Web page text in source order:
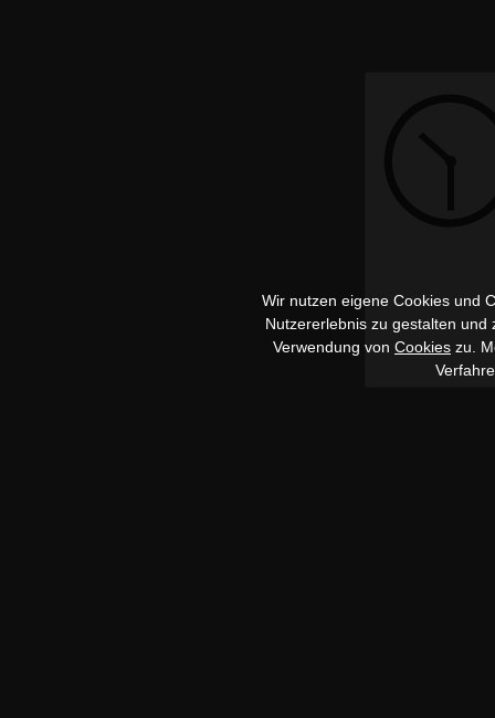
Wir nutzen eigene Cookies und
Nutzererlebnis zu gestalten
Verwendung von Cookies zu.